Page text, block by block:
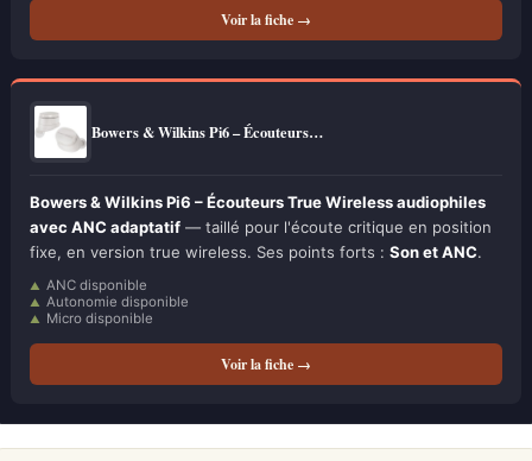
Voir la fiche →
Bowers & Wilkins Pi6 – Écouteurs…
Bowers & Wilkins Pi6 – Écouteurs True Wireless audiophiles
avec ANC adaptatif — taillé pour l'écoute critique en position
fixe, en version true wireless. Ses points forts : Son et ANC.
ANC disponible
Autonomie disponible
Micro disponible
Voir la fiche →